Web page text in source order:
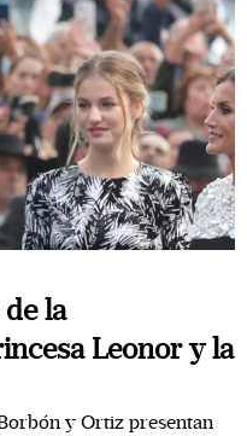
la
Leonor y la
y Ortiz presentan